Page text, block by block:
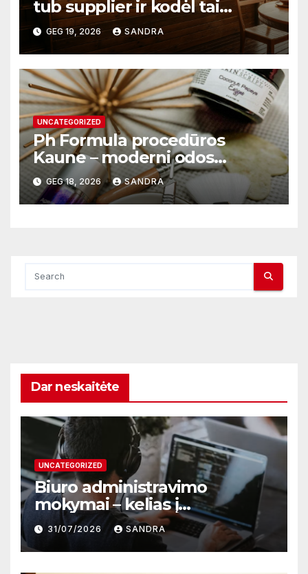
tub supplier ir kodėl tai
svarbu?
GEG 19, 2026 SANDRA
UNCATEGORIZED
Ph Formula procedūros
Kaune – moderni odos
atnaujinimo sistema
GEG 18, 2026 SANDRA
Dar neskaitėte
UNCATEGORIZED
Biuro administravimo
mokymai – kelias į
profesionalų ir efektyvų
darbą
31/07/2026 SANDRA